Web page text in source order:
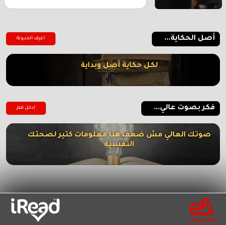
أصل الحكاية... اعرف الحدوتة
لكل حكاية أصل وبداية
فكر بصوت عالي... ادخل فكر
صوتك العالي مش ضعف هنا معلومات كتير لصحتك
النفسية